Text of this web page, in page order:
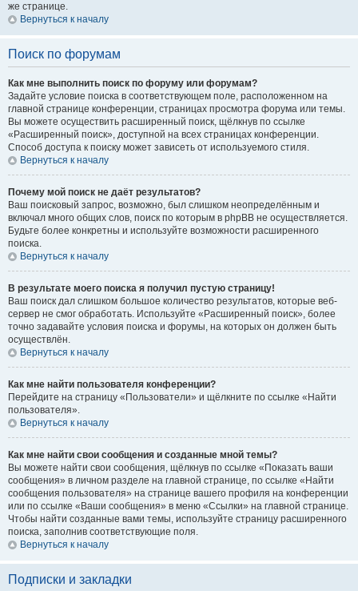
же странице.
Вернуться к началу
Поиск по форумам
Как мне выполнить поиск по форуму или форумам?
Задайте условие поиска в соответствующем поле, расположенном на
главной странице конференции, страницах просмотра форума или темы.
Вы можете осуществить расширенный поиск, щёлкнув по ссылке
«Расширенный поиск», доступной на всех страницах конференции.
Способ доступа к поиску может зависеть от используемого стиля.
Вернуться к началу
Почему мой поиск не даёт результатов?
Ваш поисковый запрос, возможно, был слишком неопределённым и
включал много общих слов, поиск по которым в phpBB не осуществляется.
Будьте более конкретны и используйте возможности расширенного
поиска.
Вернуться к началу
В результате моего поиска я получил пустую страницу!
Ваш поиск дал слишком большое количество результатов, которые веб-
сервер не смог обработать. Используйте «Расширенный поиск», более
точно задавайте условия поиска и форумы, на которых он должен быть
осуществлён.
Вернуться к началу
Как мне найти пользователя конференции?
Перейдите на страницу «Пользователи» и щёлкните по ссылке «Найти
пользователя».
Вернуться к началу
Как мне найти свои сообщения и созданные мной темы?
Вы можете найти свои сообщения, щёлкнув по ссылке «Показать ваши
сообщения» в личном разделе на главной странице, по ссылке «Найти
сообщения пользователя» на странице вашего профиля на конференции
или по ссылке «Ваши сообщения» в меню «Ссылки» на главной странице.
Чтобы найти созданные вами темы, используйте страницу расширенного
поиска, заполнив соответствующие поля.
Вернуться к началу
Подписки и закладки